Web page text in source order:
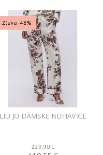
Zľava -48%
LIU JO DÁMSKE NOHAVICE
229,90 €